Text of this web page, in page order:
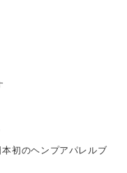
初のヘンプアパレルブ